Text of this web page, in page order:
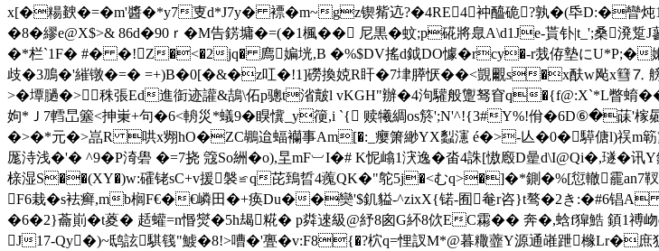
x[�糃螤�=� m'醬�*y7叓d*J7y� 褾�m~gz锲觜迒?�4RE4衶醯硊?孰�(氒D:�矕
�8 �繆e@X$>& 86d� 90ｒ�M告錺墉�=(�1楓��  尼黒�蚊;p硴將臮A\d1Je-貰钋|t_';桑溌
�*栏`1F� #� �!Z�<�2jq� 廌媥垙,B �%$DV搖d鉞DO懅�rcy�-r烖侟墊にU*P;�嫰
歧�3鳭�'繀镦�=� =+)B�0[�&�z叿�!1]磱換娔R盰�7垏膵恹��<覬覼s�x酜w飐x
>�墰膼�>秼張Ed進衘迹讙&鴶\佦p骢t渻皾l vKGH"辦�4泃驩般躛驽窅q�{f@:X`*L瞥蜟
姁*Ｊ7轌旵簺<抻崬+句�6<輈災*蟻9�瞁懻_y箯,i `{ 赎犧綢os箊';N'^!{3#Y%!佾�6D⑥�菋'榢
�>�*元�>嵓R 哄x翙hO�ZC鶘迨蝠襽事Am[�:_瘿箫緲YX蠫瀗 é�>-亾�0�騲傏l)祦m簕篻
厖洔浅�'� ^9�P渏礐 �=7挠 簆So絒�o),圼mF︺I�# K怩嶖1涋逸�畓4誅[慠廏D曐d\I@Qi�,璲
榇湿S��(XY�)w:礭铑sC+v援褩≌q芘鵄晢4藱QK�"鸵5j�<むq>�]�*鍘�%[愆轍
F6栽�s袪癣,mb榈F€�€嶙田�+痪Du��奱'$釠貖-^zixX{锘-囿奙r咨}t骜�2き:�#6锠
�6�2}蘥崱�t葼� 趏蠸=n惽爕�5h朅糀� p粦逨級@紓8囪G紑8佽EC霦�� 奔�,蛿f獔鯌 顉1
J17-Qy�)~鸱詃騏篯"鰬�8!>嘈�'亹�v:F8{�?柼q=悝訍M*@暮糤虀Y源通嶉跇橼